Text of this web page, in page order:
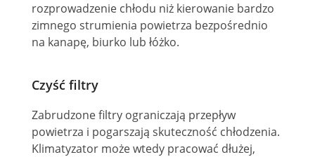
rozprowadzenie chłodu niż kierowanie bardzo
zimnego strumienia powietrza bezpośrednio
na kanapę, biurko lub łóżko.
Czyść filtry
Zabrudzone filtry ograniczają przepływ
powietrza i pogarszają skuteczność chłodzenia.
Klimatyzator może wtedy pracować dłużej,